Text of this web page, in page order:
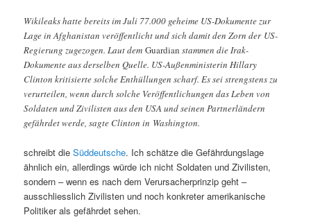
Wikileaks hatte bereits im Juli 77.000 geheime US-Dokumente zur
Lage in Afghanistan veröffentlicht und sich damit den Zorn der US-
Regierung zugezogen. Laut demGuardian stammen die Irak-
Dokumente aus derselben Quelle. US-Außenministerin Hillary
Clinton kritisierte solche Enthüllungen scharf. Es sei strengstens zu
verurteilen, wenn durch solche Veröffentlichungen das Leben von
Soldaten und Zivilisten aus den USA und seinen Partnerländern
gefährdet werde, sagte Clinton in Washington.
schreibt dieSüddeutsche. Ich schätze die Gefährdungslage
ähnlich ein, allerdings würde ich nicht Soldaten und Zivilisten,
sondern – wenn es nach dem Verursacherprinzip geht –
ausschliesslich Zivilisten und noch konkreter amerikanische
Politiker als gefährdet sehen.